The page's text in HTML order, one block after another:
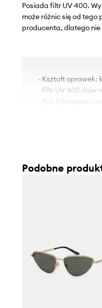
Posiada filtr UV 400.
może różnic się od tego
producenta, dlatego
- Kształt oprawek:
- Filtr UV 400 daje
- Kat.2
- Szerokość
Podobne